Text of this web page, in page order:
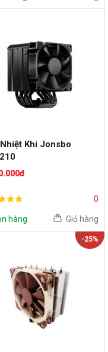
Khí Jonsbo
0
hàng Giỏ hàng
-25%